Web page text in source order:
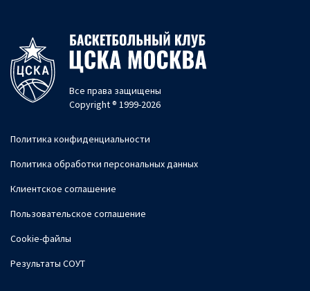
Все права защищены
Copyright ® 1999-2026
Политика конфиденциальности
Политика обработки персональных данных
Клиентское соглашение
Пользовательское соглашение
Cookie-файлы
Результаты СОУТ